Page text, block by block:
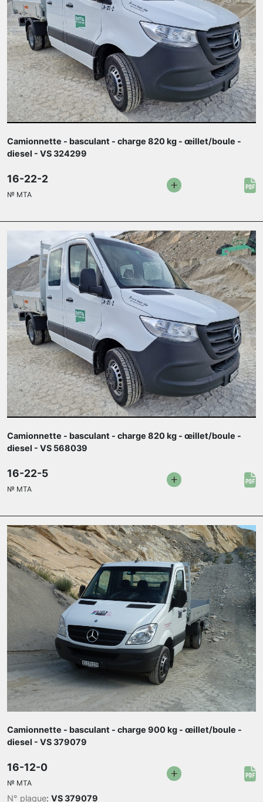
Camionnette - basculant - charge 820 kg - œillet/boule -
diesel - VS 324299
16-22-2
№ MTA
Camionnette - basculant - charge 820 kg - œillet/boule -
diesel - VS 568039
16-22-5
№ MTA
Camionnette - basculant - charge 900 kg - œillet/boule -
diesel - VS 379079
N° plaque: VS 379079
16-12-0
№ MTA